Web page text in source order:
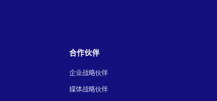
合作伙伴
企业战略伙伴
媒体战略伙伴